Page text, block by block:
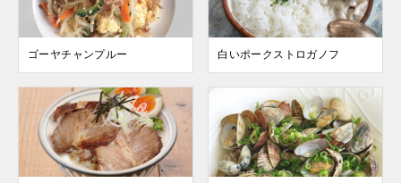
ゴーヤチャンプルー 白いポークストロガノフ